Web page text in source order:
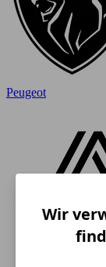
Peugeot
Wir